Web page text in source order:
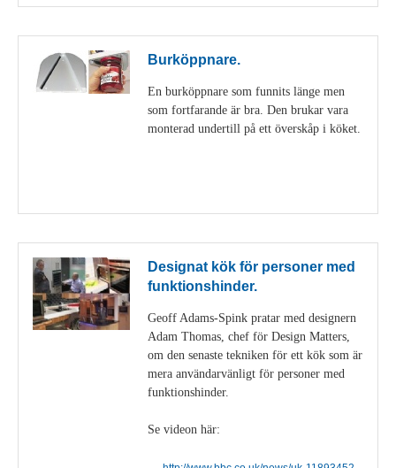
Burköppnare.
En burköppnare som funnits länge men
som fortfarande är bra. Den brukar vara
monterad undertill på ett överskåp i köket.
Designat kök för personer med
funktionshinder.
Geoff Adams-Spink pratar med designern
Adam Thomas, chef för Design Matters,
om den senaste tekniken för ett kök som är
mera användarvänligt för personer med
funktionshinder.
Se videon här: